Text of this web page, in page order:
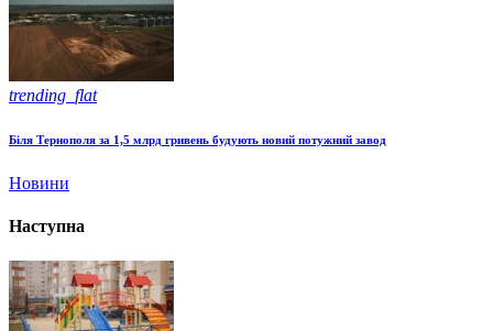
trending_flat
Біля Тернополя за 1,5 млрд гривень будують новий потужний завод
Новини
Наступна